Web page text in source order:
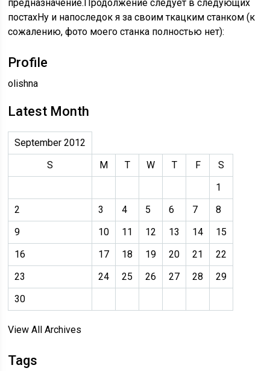
предназначение.Продолжение следует в следующих
постахНу и напоследок я за своим ткацким станком (к
сожалению, фото моего станка полностью нет):
Profile
olishna
Latest Month
September 2012
S
M T W T F
S
1
2
3 4 5 6 7
8
9
10 11 12 13 14
15
16
17 18 19 20 21
22
23
24 25 26 27 28
29
30
View All Archives
Tags